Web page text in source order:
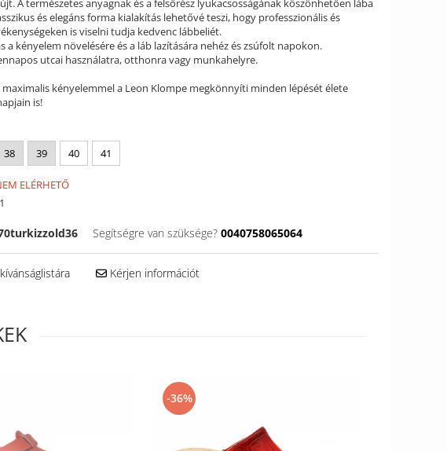
A természetes anyagnak és a felsőrész lyukacsosságának köszönhetően lába
és elegáns forma kialakítás lehetővé teszi, hogy professzionális és
is viselni tudja kedvenc lábbeliét.
a kényelem növelésére és a láb lazítására nehéz és zsúfolt napokon.
utcai használatra, otthonra vagy munkahelyre.
maximalis kényelemmel a Leon Klompe megkönnyíti minden lépését élete
is!
38 39 40 41
ELÉRHETŐ
1
Segítségre van szüksége? 0040758065064
Kérjen információt
-36%